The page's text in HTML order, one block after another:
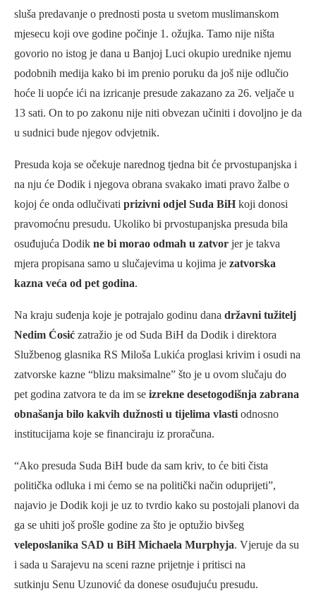
sluša predavanje o prednosti posta u svetom muslimanskom
mjesecu koji ove godine počinje 1. ožujka. Tamo nije ništa
govorio no istog je dana u Banjoj Luci okupio urednike njemu
podobnih medija kako bi im prenio poruku da još nije odlučio
hoće li uopće ići na izricanje presude zakazano za 26. veljače u
13 sati. On to po zakonu nije niti obvezan učiniti i dovoljno je da
u sudnici bude njegov odvjetnik.
Presuda koja se očekuje narednog tjedna bit će prvostupanjska i
na nju će Dodik i njegova obrana svakako imati pravo žalbe o
kojoj će onda odlučivati prizivni odjel Suda BiH koji donosi
pravomoćnu presudu. Ukoliko bi prvostupanjska presuda bila
osuđujuća Dodik ne bi morao odmah u zatvor jer je takva
mjera propisana samo u slučajevima u kojima je zatvorska
kazna veća od pet godina.
Na kraju suđenja koje je potrajalo godinu dana državni tužitelj
Nedim Ćosić zatražio je od Suda BiH da Dodik i direktora
Službenog glasnika RS Miloša Lukića proglasi krivim i osudi na
zatvorske kazne “blizu maksimalne” što je u ovom slučaju do
pet godina zatvora te da im se izrekne desetogodišnja zabrana
obnašanja bilo kakvih dužnosti u tijelima vlasti odnosno
institucijama koje se financiraju iz proračuna.
“Ako presuda Suda BiH bude da sam kriv, to će biti čista
politička odluka i mi ćemo se na politički način oduprijeti”,
najavio je Dodik koji je uz to tvrdio kako su postojali planovi da
ga se uhiti još prošle godine za što je optužio bivšeg
veleposlanika SAD u BiH Michaela Murphyja. Vjeruje da su
i sada u Sarajevu na sceni razne prijetnje i pritisci na
sutkinju Senu Uzunović da donese osuđujuću presudu.